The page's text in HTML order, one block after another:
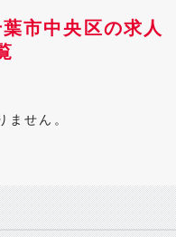
市中央区の求人
ません。